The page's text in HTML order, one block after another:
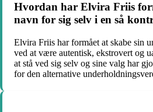
Hvordan har Elvira Friis
navn for sig selv i en så
Elvira Friis har formået at skabe sin
ved at være autentisk, ekstrovert og
at stå ved sig selv og sine valg har
for den alternative